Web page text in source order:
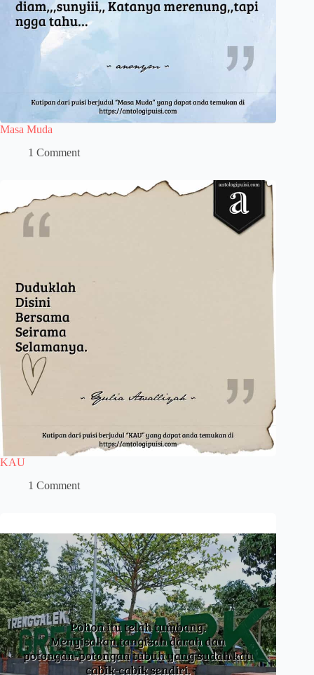
Masa Muda
1 Comment
KAU
1 Comment